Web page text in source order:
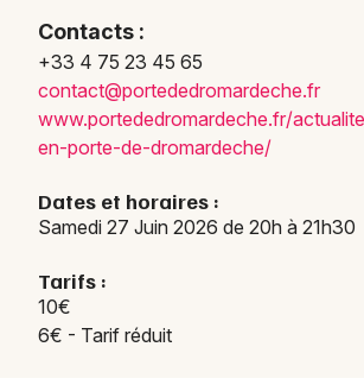
Concerts en Rhône-Alpes
Concerts en Auvergne-Rhône-
Newsletter des sorties
Artistes en tournée
Contacts :
+33 4 75 23 45 65
contact@portededromardeche.fr
www.portededromardeche.fr/actualite
en-porte-de-dromardeche/
Dates et horaires :
Samedi 27 Juin 2026 de 20h à 21h30
Tarifs :
10€
6€ - Tarif réduit